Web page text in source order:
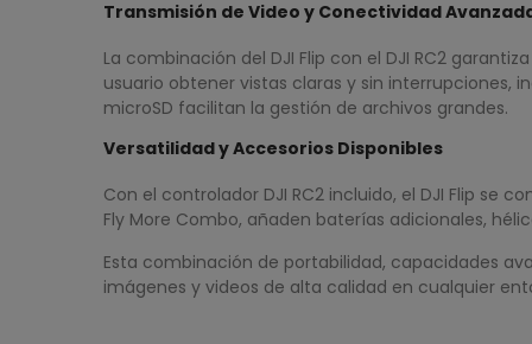
Transmisión de Video y Conectividad
La combinación del DJI Flip con el DJI RC2
usuario obtener vistas claras y sin interrupciones,
microSD facilitan la gestión de archivos grandes.
Versatilidad y Accesorios Disponibles
Con el controlador DJI RC2 incluido, el DJI Flip se
Fly More Combo, añaden baterías adicionales,
Esta combinación de portabilidad, capacidades
imágenes y videos de alta calidad en cualquier